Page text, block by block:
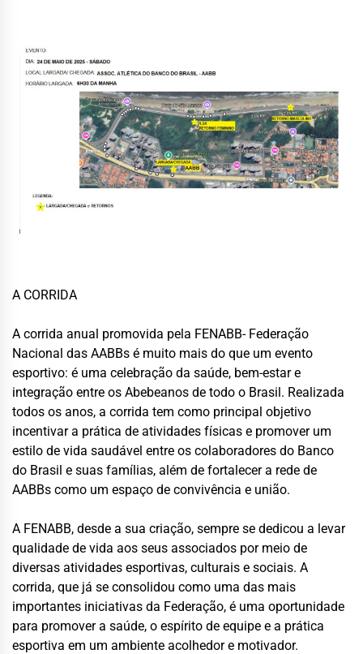
A CORRIDA
A corrida anual promovida pela FENABB- Federação
Nacional das AABBs é muito mais do que um evento
esportivo: é uma celebração da saúde, bem-estar e
integração entre os Abebeanos de todo o Brasil. Realizada
todos os anos, a corrida tem como principal objetivo
incentivar a prática de atividades físicas e promover um
estilo de vida saudável entre os colaboradores do Banco
do Brasil e suas famílias, além de fortalecer a rede de
AABBs como um espaço de convivência e união.
A FENABB, desde a sua criação, sempre se dedicou a levar
qualidade de vida aos seus associados por meio de
diversas atividades esportivas, culturais e sociais. A
corrida, que já se consolidou como uma das mais
importantes iniciativas da Federação, é uma oportunidade
para promover a saúde, o espírito de equipe e a prática
esportiva em um ambiente acolhedor e motivador.